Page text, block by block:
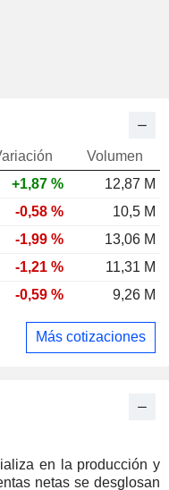
en la producción y
netas se desglosan
Volumen
+1,87 %
12,87 M
-0,58 %
10,5 M
-1,99 %
13,06 M
-1,21 %
11,31 M
-0,59 % 9,26 M
Más cotizaciones